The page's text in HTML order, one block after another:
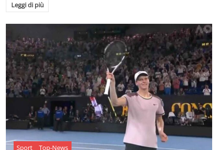
Leggi di più
Sport Top-News